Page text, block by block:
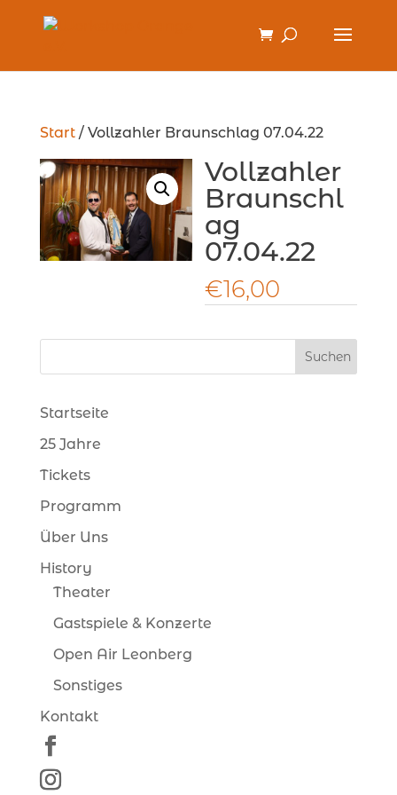
Start/ Vollzahler Braunschlag 07.04.22
Vollzahler
Braunschl
ag
07.04.22
€16,00
Startseite
25 Jahre
Tickets
Programm
Über Uns
History
Theater
Gastspiele & Konzerte
Open Air Leonberg
Sonstiges
Kontakt